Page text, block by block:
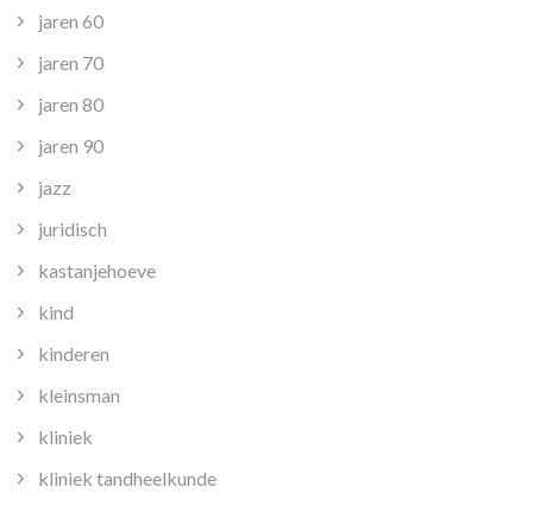
jaren 60
jaren 70
jaren 80
jaren 90
jazz
juridisch
kastanjehoeve
kind
kinderen
kleinsman
kliniek
kliniek tandheelkunde